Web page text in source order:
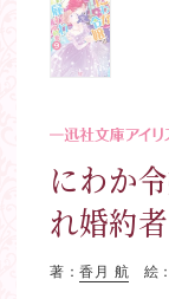
にわか
れ婚約
著：香月 航 絵